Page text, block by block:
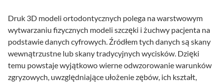
Druk 3D modeli ortodontycznych polega na warstwowym
wytwarzaniu fizycznych modeli szczęki i żuchwy pacjenta na
podstawie danych cyfrowych. Źródłem tych danych są skany
wewnątrzustne lub skany tradycyjnych wycisków. Dzięki
temu powstaje wyjątkowo wierne odwzorowanie warunków
zgryzowych, uwzględniające ułożenie zębów, ich kształt,